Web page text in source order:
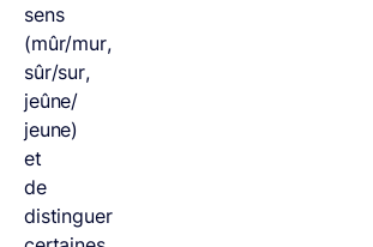
sens
(mûr/mur,
sûr/sur,
jeûne/
jeune)
et
de
distinguer